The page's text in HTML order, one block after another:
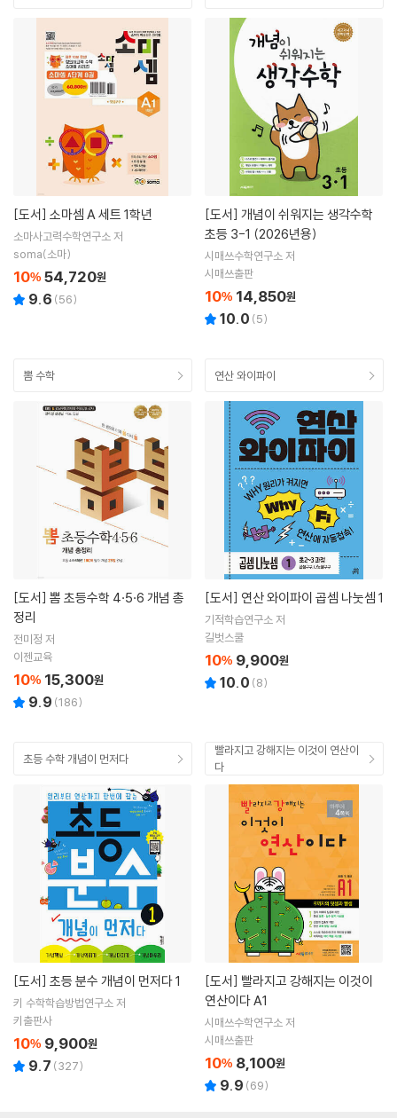
[도서] 소마셈 A 세트 1학년
소마사고력수학연구소 저
soma(소마)
10% 54,720원
9.6 (56)
[도서]
초등 3-1 (2026년용)
시매쓰수학연구소 저
시매쓰출판
10% 14,850원
10.0 (5)
뽐 수학
[도서]
정리
전미정 저
이젠교육
10% 15,300원
9.9 (186)
연산 와이파이
[도서] 연산 와이파이 곱셈 나눗셈 1
기적학습연구소 저
길벗스쿨
10% 9,900원
10.0 (8)
초등 수학 개념이 먼저다
[도서] 초등 분수 개념이 먼저다 1
키 수학학습방법연구소 저
키출판사
10% 9,900원
9.7 (327)
빨라지고 강해지는 이것이 연산이
다
[도서]
연산이다 A1
시매쓰수학연구소 저
시매쓰출판
10% 8,100원
9.9 (69)